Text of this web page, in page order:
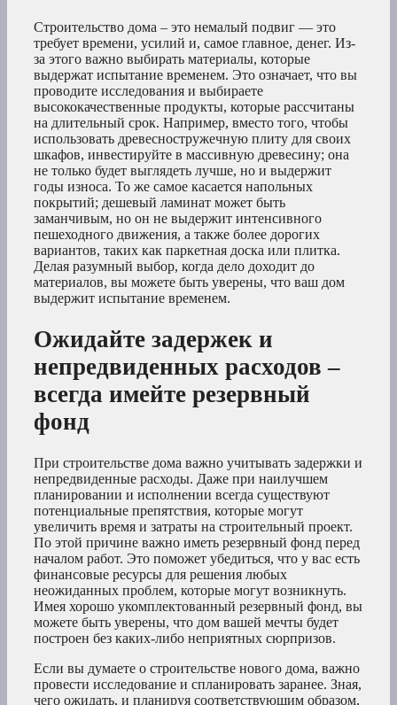
Строительство дома – это немалый подвиг — это
требует времени, усилий и, самое главное, денег. Из-
за этого важно выбирать материалы, которые
выдержат испытание временем. Это означает, что вы
проводите исследования и выбираете
высококачественные продукты, которые рассчитаны
на длительный срок. Например, вместо того, чтобы
использовать древесностружечную плиту для своих
шкафов, инвестируйте в массивную древесину; она
не только будет выглядеть лучше, но и выдержит
годы износа. То же самое касается напольных
покрытий; дешевый ламинат может быть
заманчивым, но он не выдержит интенсивного
пешеходного движения, а также более дорогих
вариантов, таких как паркетная доска или плитка.
Делая разумный выбор, когда дело доходит до
материалов, вы можете быть уверены, что ваш дом
выдержит испытание временем.
Ожидайте задержек и
непредвиденных расходов –
всегда имейте резервный
фонд
При строительстве дома важно учитывать задержки и
непредвиденные расходы. Даже при наилучшем
планировании и исполнении всегда существуют
потенциальные препятствия, которые могут
увеличить время и затраты на строительный проект.
По этой причине важно иметь резервный фонд перед
началом работ. Это поможет убедиться, что у вас есть
финансовые ресурсы для решения любых
неожиданных проблем, которые могут возникнуть.
Имея хорошо укомплектованный резервный фонд, вы
можете быть уверены, что дом вашей мечты будет
построен без каких-либо неприятных сюрпризов.
Если вы думаете о строительстве нового дома, важно
провести исследование и спланировать заранее. Зная,
чего ожидать, и планируя соответствующим образом,